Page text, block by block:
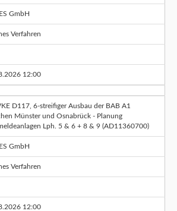
GmbH
Verfahren
12:00
D117, 6-streifiger Ausbau der BAB A1
Münster und Osnabrück - Planung
Lph. 5 & 6 + 8 & 9 (AD11360700)
GmbH
Verfahren
12:00